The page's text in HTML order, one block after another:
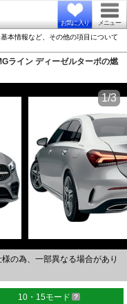
お気に入り メニュー
本情報など、その他の項目について
ライン ディーゼルターボの燃
の為、一部異なる場合があり
1/3
10・15モード